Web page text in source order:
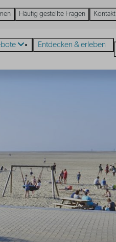
Häufig gestellte Fragen Kontakt
Entdecken & erleben